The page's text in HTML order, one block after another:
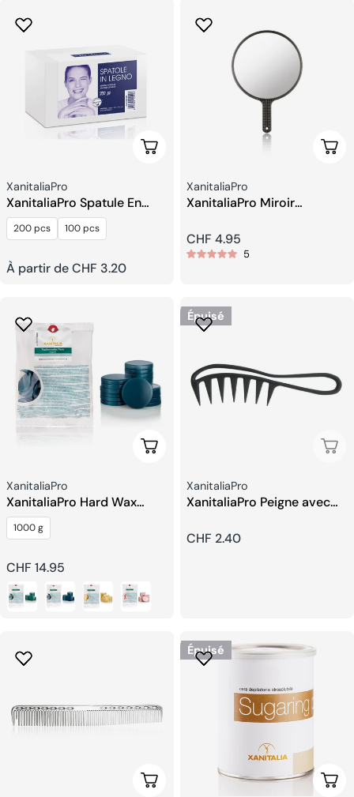
Choisissez Les Options
Fournisseur:
XanitaliaPro
XanitaliaPro Spatule En
Bois Pour l’épilation
200 pcs 100 pcs
Prix
À partir de CHF 3.20
Fournisseur:
XanitaliaPro
XanitaliaPro Miroir
Prix
CHF 4.95
5
Choisissez Les Options
Fournisseur:
XanitaliaPro
XanitaliaPro Hard Wax
Traditionnelles Tiède
1000 g
Prix
habituel
CHF 14.95
Épuisé
Fournisseur:
XanitaliaPro
XanitaliaPro Peigne avec
Prix
CHF 2.40
Choisissez Les Options
Épuisé